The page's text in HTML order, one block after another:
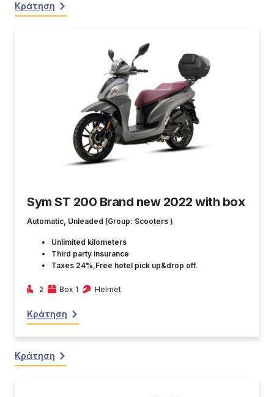
Κράτηση
Sym ST 200 Brand new 2022 with box
Automatic, Unleaded (Group: Scooters )
Unlimited kilometers
Third party insurance
Taxes 24%,Free hotel pick up&drop off.
2 Box 1 Helmet
Κράτηση
Κράτηση